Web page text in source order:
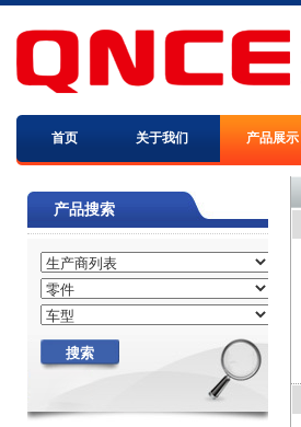
首页 关于我们 产品展示
产品搜索